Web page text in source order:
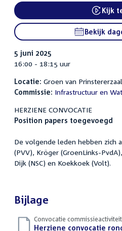
Kijk
Bekijk
5 juni 2025
16:00 - 18:15 uur
Locatie: Groen van Prinstererzaal
Commissie: Infrastructuur en
HERZIENE CONVOCATIE
Position papers toegevoegd
De volgende leden hebben zich
(PVV), Kröger (GroenLinks-
Dijk (NSC) en Koekkoek (Volt).
Bijlage
Convocatie commissieactiviteit
Download
Herziene convocatie